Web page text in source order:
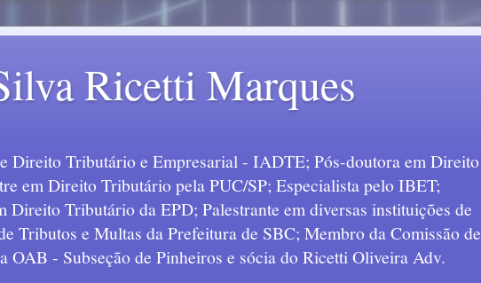
Ricetti Marques
Direito Tributário e Empresarial - IADTE; Pós-doutora em Direito
em Direito Tributário pela PUC/SP; Especialista pelo IBET;
Direito Tributário da EPD; Palestrante em diversas instituições de
Tributos e Multas da Prefeitura de SBC; Membro da Comissão de
- Subseção de Pinheiros e sócia do Ricetti Oliveira Adv.